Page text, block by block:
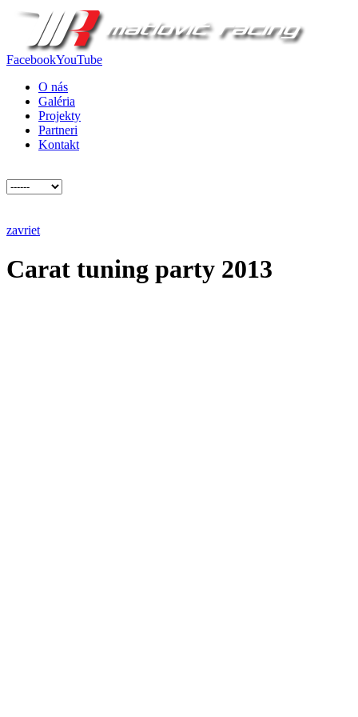
FacebookYouTube
O nás
Galéria
Projekty
Partneri
Kontakt
zavriet
Carat tuning party 2013